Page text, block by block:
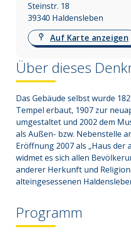
Steinstr. 18
39340 Haldensleben
Auf Karte anzeigen
Über dieses
Das Gebäude selbst wurde
Tempel erbaut, 1907 zur
umgestaltet und 2002 dem
als Außen- bzw. Nebenstelle
Eröffnung 2007 als „Haus der
widmet es sich allen
anderer Herkunft und
alteingesessenen
Programm